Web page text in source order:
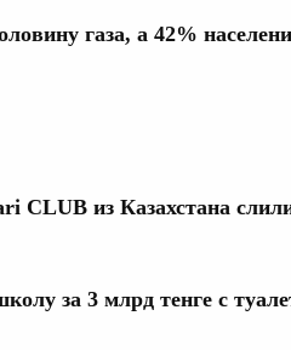
газа, а 42%
CLUB из Казахстана
за 3 млрд тенге с